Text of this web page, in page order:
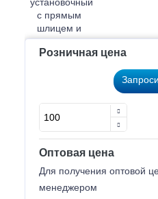
Розничная цена
Оптовая цена
Для получения оптовой
менеджером